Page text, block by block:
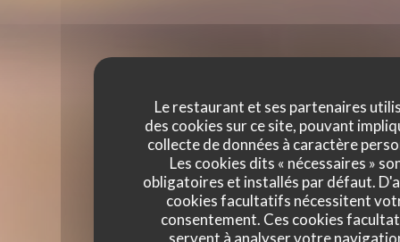
Le restaurant et ses partenaires
des cookies sur ce site, pouvant
collecte de données à caractère
Les cookies dits « nécessaires »
obligatoires et installés par défaut.
cookies facultatifs nécessitent
consentement. Ces cookies
servent à analyser votre